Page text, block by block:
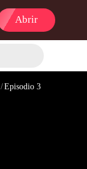
Abrir
/Episodio 3